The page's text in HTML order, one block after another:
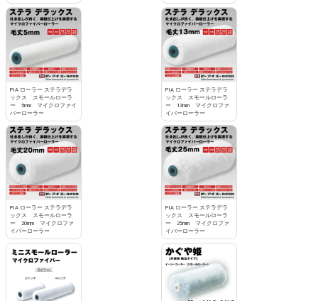
PIA ローラー ステラデラ
ックス スモールローラ
ー 5mm マイクロファイ
バーローラー
PIA ローラー ステラデラ
ックス スモールローラ
ー 13mm マイクロファ
イバーローラー
PIA ローラー ステラデラ
ックス スモールローラ
ー 20mm マイクロファ
イバーローラー
PIA ローラー ステラデラ
ックス スモールローラ
ー 25mm マイクロファ
イバーローラー